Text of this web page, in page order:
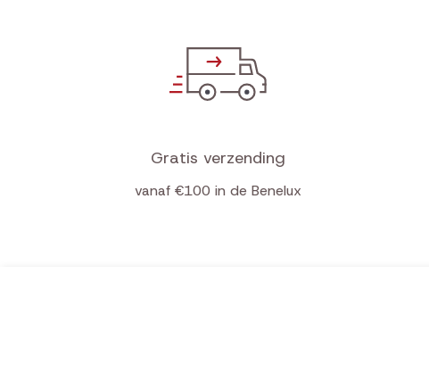
Gratis verzending
vanaf €100 in de Benelux